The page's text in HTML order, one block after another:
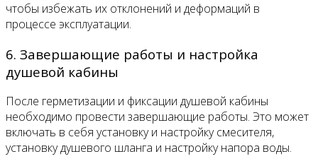
чтобы избежать их отклонений и деформаций в
процессе эксплуатации.
6. Завершающие работы и настройка
душевой кабины
После герметизации и фиксации душевой кабины
необходимо провести завершающие работы. Это может
включать в себя установку и настройку смесителя,
установку душевого шланга и настройку напора воды.